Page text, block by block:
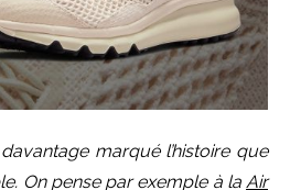
marqué l’histoire que
On pense par exemple à la Air